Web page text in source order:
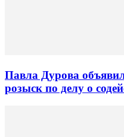
Павла Дурова
розыск по делу о